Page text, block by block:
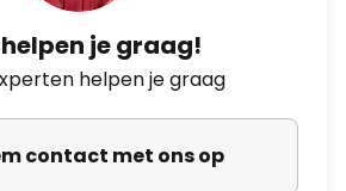
je graag!
helpen je graag
contact met ons op